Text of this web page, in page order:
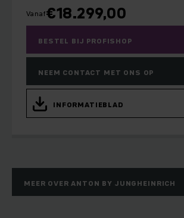
Vanaf€18.299,00
BESTEL BIJ PROFISHOP
NEEM CONTACT MET ONS OP
INFORMATIEBLAD
MEER OVER ANTON BY JUNGHEINRICH